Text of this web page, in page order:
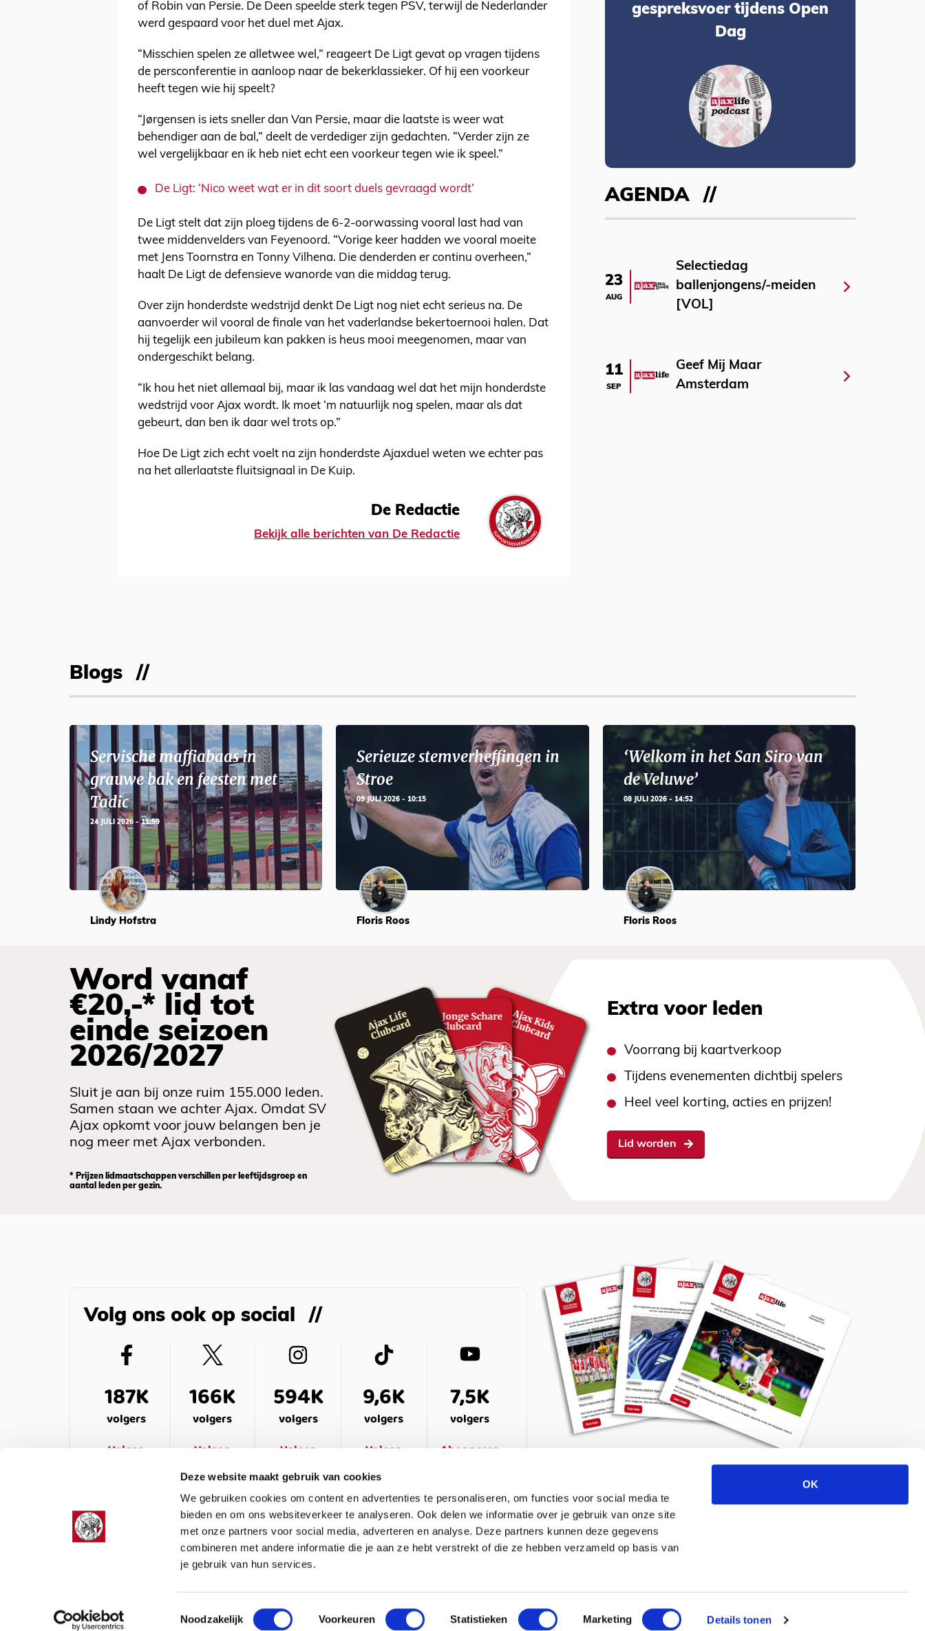
Deze website maakt gebruik van cookies
We gebruiken cookies om content en advertenties te personaliseren, om functies voor social media te
bieden en om ons websiteverkeer te analyseren. Ook delen we informatie over je gebruik van onze site
met onze partners voor social media, adverteren en analyse. Deze partners kunnen deze gegevens
combineren met andere informatie die je aan ze hebt verstrekt of die ze hebben verzameld op basis van
je gebruik van hun services.
Toestemmingsselectie
Noodzakelijk Voorkeuren Statistieken Marketing Details tonen
OK
of Robin van Persie. De Deen speelde sterk tegen PSV, terwijl de Nederlander
werd gespaard voor het duel met Ajax.
“Misschien spelen ze alletwee wel,” reageert De Ligt gevat op vragen tijdens
de persconferentie in aanloop naar de bekerklassieker. Of hij een voorkeur
heeft tegen wie hij speelt?
“Jørgensen is iets sneller dan Van Persie, maar die laatste is weer wat
behendiger aan de bal,” deelt de verdediger zijn gedachten. “Verder zijn ze
wel vergelijkbaar en ik heb niet echt een voorkeur tegen wie ik speel.”
De Ligt: ‘Nico weet wat er in dit soort duels gevraagd wordt’
De Ligt stelt dat zijn ploeg tijdens de 6-2-oorwassing vooral last had van
twee middenvelders van Feyenoord. “Vorige keer hadden we vooral moeite
met Jens Toornstra en Tonny Vilhena. Die denderden er continu overheen,”
haalt De Ligt de defensieve wanorde van die middag terug.
Over zijn honderdste wedstrijd denkt De Ligt nog niet echt serieus na. De
aanvoerder wil vooral de finale van het vaderlandse bekertoernooi halen. Dat
hij tegelijk een jubileum kan pakken is heus mooi meegenomen, maar van
ondergeschikt belang.
“Ik hou het niet allemaal bij, maar ik las vandaag wel dat het mijn honderdste
wedstrijd voor Ajax wordt. Ik moet ‘m natuurlijk nog spelen, maar als dat
gebeurt, dan ben ik daar wel trots op.”
Hoe De Ligt zich echt voelt na zijn honderdste Ajaxduel weten we echter pas
na het allerlaatste fluitsignaal in De Kuip.
De Redactie
Bekijk alle berichten van De Redactie
gespreksvoer tijdens Open
Dag
AGENDA
23
AUG
Selectiedag
ballenjongens/-meiden
[VOL]
11
SEP
Geef Mij Maar
Amsterdam
Blogs
Servische maffiabaas in
grauwe bak en feesten met
Tadic
24 JULI 2026 - 11:59
Lindy Hofstra
Serieuze stemverheffingen in
Stroe
09 JULI 2026 - 10:15
Floris Roos
‘Welkom in het San Siro van
de Veluwe’
08 JULI 2026 - 14:52
Floris Roos
Word vanaf
€20,-* lid tot
einde seizoen
2026/2027
Sluit je aan bij onze ruim 155.000 leden.
Samen staan we achter Ajax. Omdat SV
Ajax opkomt voor jouw belangen ben je
nog meer met Ajax verbonden.
* Prijzen lidmaatschappen verschillen per leeftijdsgroep en
aantal leden per gezin.
Extra voor leden
Voorrang bij kaartverkoop
Tijdens evenementen dichtbij spelers
Heel veel korting, acties en prijzen!
Lid worden
Volg ons ook op social
187K
volgers
Volgen
166K
volgers
Volgen
594K
volgers
Volgen
9,6K
volgers
Volgen
7,5K
volgers
Abonneren
Meld je aan voor de nieuwsbrief
OVER ONS VEELGESTELDE VRAGEN
Colofon Cookies Algemene voorwaarden © 2026 ajaxlife.nl – Powered by TRES